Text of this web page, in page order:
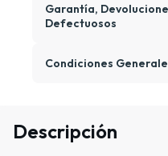
Garantía,
Defectuosos
Condiciones
Descripción